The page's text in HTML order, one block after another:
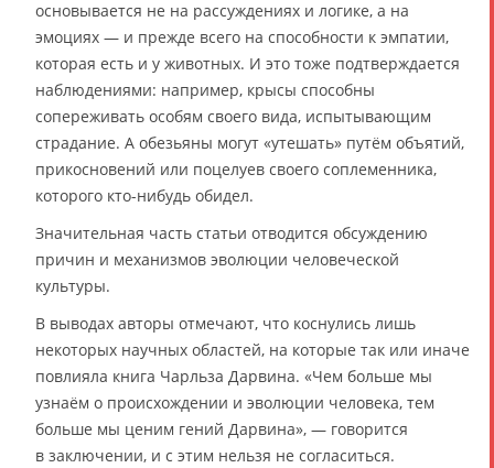
основывается не на рассуждениях и логике, а на
эмоциях — и прежде всего на способности к эмпатии,
которая есть и у животных. И это тоже подтверждается
наблюдениями: например, крысы способны
сопереживать особям своего вида, испытывающим
страдание. А обезьяны могут «утешать» путём объятий,
прикосновений или поцелуев своего соплеменника,
которого кто-нибудь обидел.
Значительная часть статьи отводится обсуждению
причин и механизмов эволюции человеческой
культуры.
В выводах авторы отмечают, что коснулись лишь
некоторых научных областей, на которые так или иначе
повлияла книга Чарльза Дарвина. «Чем больше мы
узнаём о происхождении и эволюции человека, тем
больше мы ценим гений Дарвина», — говорится
в заключении, и с этим нельзя не согласиться.